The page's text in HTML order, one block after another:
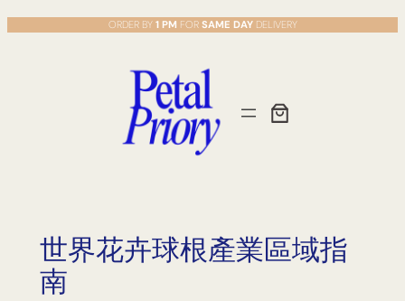
Skip
to
ORDER BY 1 PM FOR SAME DAYDELIVERY
世界花卉球根產業區域指
南